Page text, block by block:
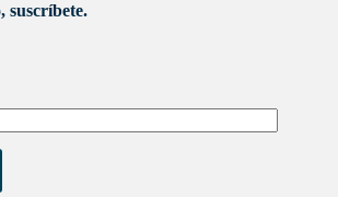
suscríbete.